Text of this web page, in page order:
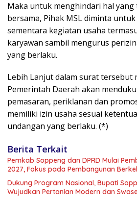
Maka untuk menghindari hal
bersama, Pihak MSL diminta
sementara kegiatan usaha
karyawan sambil mengurus
yang berlaku.
Lebih Lanjut dalam surat tersebut
Pemerintah Daerah akan
pemasaran, periklanan dan
memiliki izin usaha sesuai
undangan yang berlaku. (*)
Berita Terkait
Pemkab Soppeng dan DPRD Mulai
2027, Fokus pada Pembangunan
Dukung Program Nasional, Bupati
Wujudkan Pertanian Modern dan